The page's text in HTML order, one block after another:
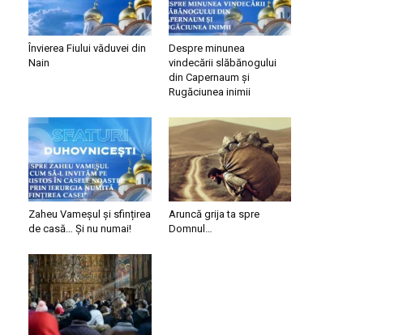
Învierea Fiului văduvei din
Nain
Despre minunea
vindecării slăbănogului
din Capernaum și
Rugăciunea inimii
Zaheu Vameșul și sfințirea
de casă… Și nu numai!
Aruncă grija ta spre
Domnul…